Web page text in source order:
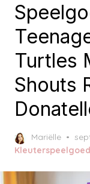
t
Turtles
Shouts
Mariëlle
P
o
t
Kleuterspeelgoed